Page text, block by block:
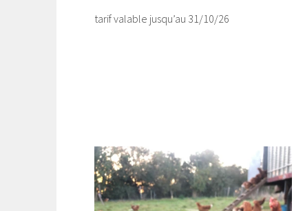
tarif valable jusqu’au 31/10/26